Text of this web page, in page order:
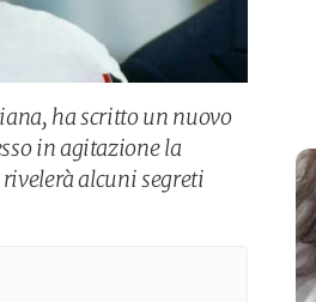
ha scritto un nuovo
in agitazione la
alcuni segreti